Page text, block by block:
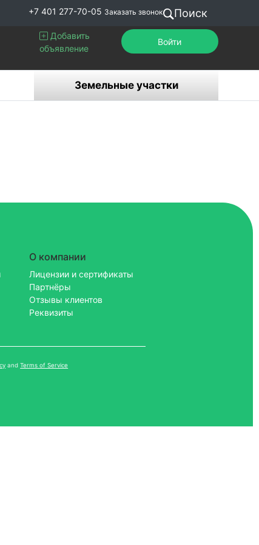
+7 401 277-70-05 Заказать звонок Поиск
Добавить
объявление
Войти
Земельные участки
О компании
Лицензии и сертификаты
Партнёры
Отзывы клиентов
Реквизиты
andTerms of Service